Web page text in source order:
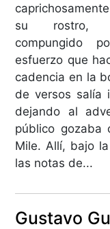
su rostro,
compungido
esfuerzo que
cadencia en la
de versos salía
dejando al
público gozaba
Mile. Allí, bajo
las notas de...
Gustavo